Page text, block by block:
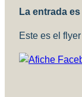
La entrada
Este es el